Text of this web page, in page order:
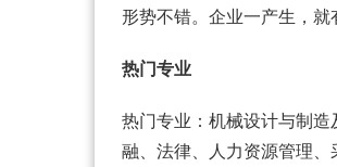
形势不错。企业一产生，就
热门专业
热门专业：机械设计与制
融、法律、人力资源管理